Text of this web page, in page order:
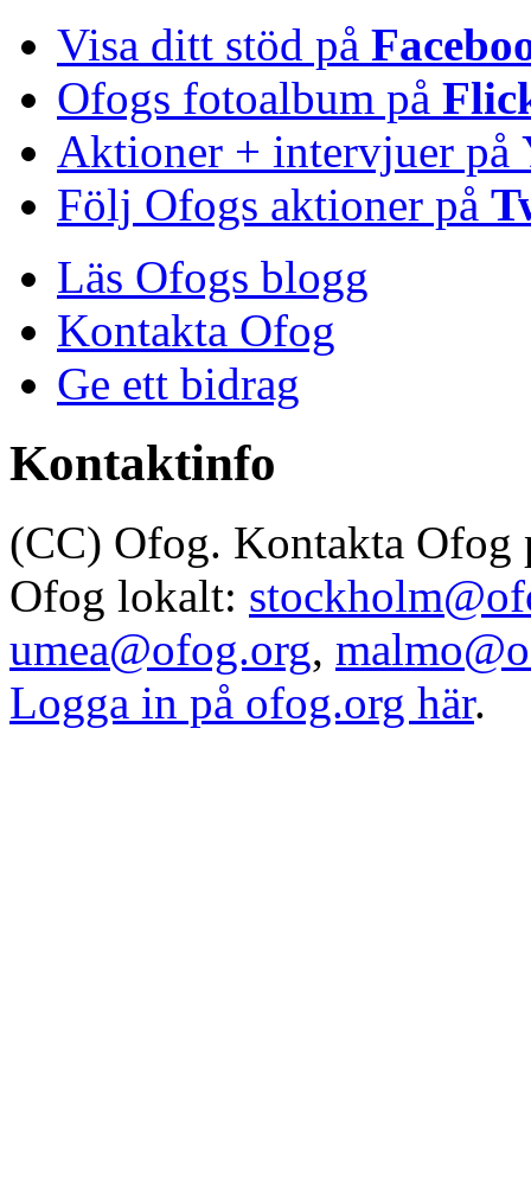
Visa ditt stöd på
Ofogs fotoalbum på
Aktioner + intervjuer på
Följ Ofogs aktioner på
Läs Ofogs blogg
Kontakta Ofog
Ge ett bidrag
Kontaktinfo
(CC) Ofog. Kontakta Ofog
Ofog lokalt:
umea@ofog.org,
Logga in på ofog.org här.